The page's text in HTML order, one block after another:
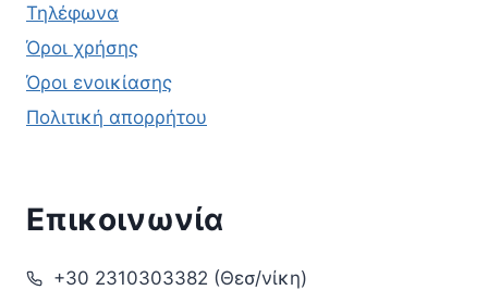
Τηλέφωνα
Όροι χρήσης
Όροι ενοικίασης
Πολιτική απορρήτου
Επικοινωνία
+30 2310303382 (Θεσ/νίκη)